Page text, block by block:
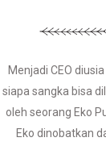
Menjadi CEO
siapa sangka bisa
oleh seorang Eko
Eko dinobatkan